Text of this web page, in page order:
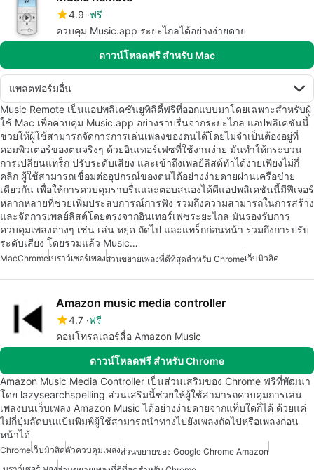
4.9 ฟรี
ควบคุม Music.app ระยะไกลได้อย่างง่ายดาย
ดาวน์โหลดฟรี สำหรับ Mac
แพลตฟอร์มอื่น
Music Remote เป็นแอปพลิเคชันยูทิลิตี้ฟรีที่ออกแบบมาโดยเฉพาะสำหรับผู้
ใช้ Mac เพื่อควบคุม Music.app อย่างราบรื่นจากระยะไกล แอปพลิเคชันนี้
ช่วยให้ผู้ใช้สามารถจัดการการเล่นเพลงของตนได้โดยไม่จำเป็นต้องอยู่ที่
คอมพิวเตอร์ของตนจริงๆ ด้วยอินเทอร์เฟซที่ใช้งานง่าย มันทำให้กระบวน
การเปลี่ยนแทร็ก ปรับระดับเสียง และเข้าถึงเพลย์ลิสต์ทำได้ง่ายเพียงไม่กี่
คลิก ผู้ใช้สามารถเชื่อมต่ออุปกรณ์ของตนได้อย่างง่ายดายผ่านเครือข่าย
เดียวกัน เพื่อให้การควบคุมราบรื่นและตอบสนองได้ดีแอปพลิเคชันนี้มีฟีเจอร์
หลากหลายที่ช่วยเพิ่มประสบการณ์การฟัง รวมถึงความสามารถในการสร้าง
และจัดการเพลย์ลิสต์โดยตรงจากอินเทอร์เฟซระยะไกล มันรองรับการ
ควบคุมเพลงต่างๆ เช่น เล่น หยุด ถัดไป และแทร็กก่อนหน้า รวมถึงการปรับ
ระดับเสียง โดยรวมแล้ว Music…
MacChromeเบราว์เซอร์เพลงส่วนขยายเพลงที่ดีที่สุดสำหรับ Chromeเว็บมิวสิค
Amazon music media controller
4.7 ฟรี
คอนโทรลเลอร์สื่อ Amazon Music
ดาวน์โหลดฟรี สำหรับ Chrome
Amazon Music Media Controller เป็นส่วนเสริมของ Chrome ฟรีที่พัฒนา
โดย lazysearchspelling ส่วนเสริมนี้ช่วยให้ผู้ใช้สามารถควบคุมการเล่น
เพลงบนเว็บเพลง Amazon Music ได้อย่างง่ายดายจากแท็บใดก็ได้ ด้วยแค่
ไม่กี่ปุ่มลัดบนแป้นพิมพ์ผู้ใช้สามารถนำทางไปยังเพลงถัดไปหรือเพลงก่อน
หน้าได้
Chromeเว็บมิวสิคตัวควบคุมเพลงส่วนขยายของ Google Chrome Amazon